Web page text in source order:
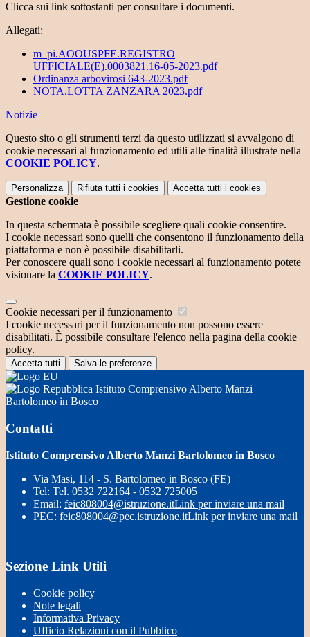
Clicca sui link sottostanti per consultare i documenti.
Allegati:
m_pi.AOOUSPFE.REGISTRO
UFFICIALE(E).0003821.16-05-2023.pdf
Ordinanza arbovirosi 643-2023.pdf
NOTA.LOTTA ZANZARA 2023.pdf
Notizie
Questo sito o gli strumenti terzi da questo utilizzati si avvalgono di
cookie necessari al funzionamento ed utili alle finalità illustrate nella
COOKIE POLICY.
Personalizza Rifiuta tutti i cookies Accetta tutti i cookies
Gestione cookie
In questa schermata è possibile scegliere quali cookie consentire.
I cookie necessari sono quelli che consentono il funzionamento della
piattaforma e non è possibile disabilitarli.
Per conoscere quali sono i cookie necessari al funzionamento potete
visionare la COOKIE POLICY.
Cookie necessari per il funzionamento
I cookie necessari per il funzionamento non possono essere
disabilitati. È possibile consultare l'elenco nella pagina della cookie
policy.
Accetta tutti Salva le preferenze
Istituto Comprensivo Alberto Manzi
Bartolomeo in Bosco
Contatti
Istituto Comprensivo Alberto Manzi Bartolomeo in Bosco
Via Masi, 114 - S. Bartolomeo in Bosco (FE)
Tel: Tel. 0532 722164 - 0532 725005
Email: feic808004@istruzione.itLink per inviare una mail
PEC: feic808004@pec.istruzione.itLink per inviare una mail
Sezione Link Utili
Cookie policy
Note legali
Informativa Privacy
Ufficio Relazioni con il Pubblico